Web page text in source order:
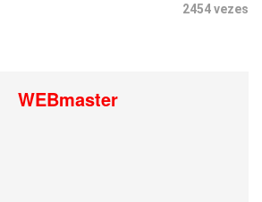
2454 vezes
WEBmaster